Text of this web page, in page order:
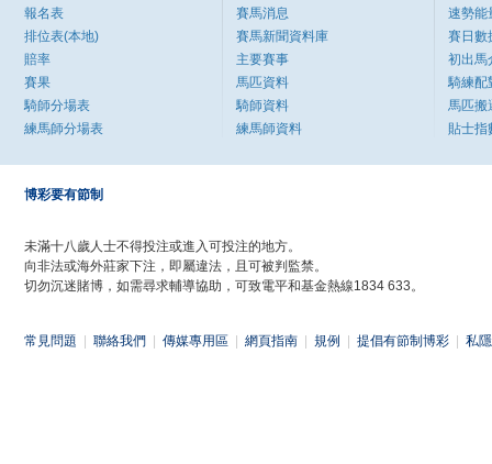
報名表
排位表(本地)
賠率
賽果
騎師分場表
練馬師分場表
賽馬消息
賽馬新聞資料庫
主要賽事
馬匹資料
騎師資料
練馬師資料
速勢能
賽日數
初出馬
騎練配
馬匹搬
貼士指
博彩要有節制
未滿十八歲人士不得投注或進入可投注的地方。
向非法或海外莊家下注，即屬違法，且可被判監禁。
切勿沉迷賭博，如需尋求輔導協助，可致電平和基金熱線1834 633。
常見問題 聯絡我們 傳媒專用區 網頁指南 規例 提倡有節制博彩 私